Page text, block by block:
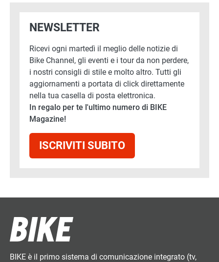
NEWSLETTER
Ricevi ogni martedì il meglio delle notizie di
Bike Channel, gli eventi e i tour da non perdere,
i nostri consigli di stile e molto altro. Tutti gli
aggiornamenti a portata di click direttamente
nella tua casella di posta elettronica.
In regalo per te l'ultimo numero di BIKE
Magazine!
ISCRIVITI SUBITO
BIKE è il primo sistema di comunicazione integrato (tv,